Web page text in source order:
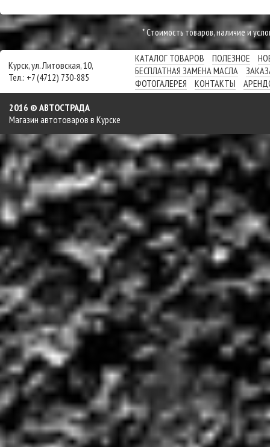
* Cтоимость товаров, наличие и
Курск, ул. Литовская, 10,
Тел.: +7 (4712) 730-885
КАТАЛОГ ТОВАРОВ ПОЛЕЗНОЕ
БЕСПЛАТНАЯ ЗАМЕНА МАСЛА
ФОТОГАЛЕРЕЯ
КОНТАКТЫ
2016 © АВТОСТРАДА
Магазин автотоваров в Курске